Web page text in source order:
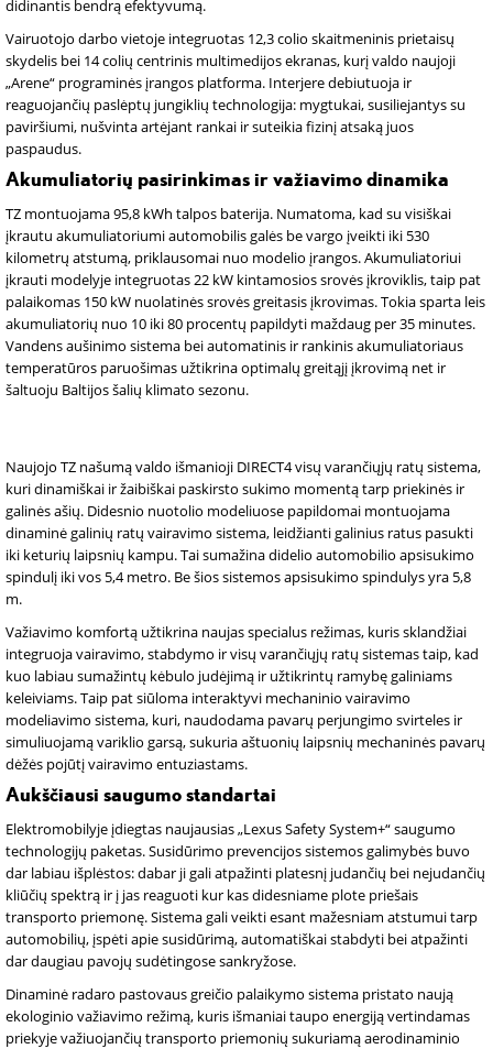
didinantis bendrą efektyvumą.
Vairuotojo darbo vietoje integruotas 12,3 colio skaitmeninis prietaisų
skydelis bei 14 colių centrinis multimedijos ekranas, kurį valdo naujoji
„Arene“ programinės įrangos platforma. Interjere debiutuoja ir
reaguojančių paslėptų jungiklių technologija: mygtukai, susiliejantys su
paviršiumi, nušvinta artėjant rankai ir suteikia fizinį atsaką juos
paspaudus.
Akumuliatorių pasirinkimas ir važiavimo dinamika
TZ montuojama 95,8 kWh talpos baterija. Numatoma, kad su visiškai
įkrautu akumuliatoriumi automobilis galės be vargo įveikti iki 530
kilometrų atstumą, priklausomai nuo modelio įrangos. Akumuliatoriui
įkrauti modelyje integruotas 22 kW kintamosios srovės įkroviklis, taip pat
palaikomas 150 kW nuolatinės srovės greitasis įkrovimas. Tokia sparta leis
akumuliatorių nuo 10 iki 80 procentų papildyti maždaug per 35 minutes.
Vandens aušinimo sistema bei automatinis ir rankinis akumuliatoriaus
temperatūros paruošimas užtikrina optimalų greitąjį įkrovimą net ir
šaltuoju Baltijos šalių klimato sezonu.
Naujojo TZ našumą valdo išmanioji DIRECT4 visų varančiųjų ratų sistema,
kuri dinamiškai ir žaibiškai paskirsto sukimo momentą tarp priekinės ir
galinės ašių. Didesnio nuotolio modeliuose papildomai montuojama
dinaminė galinių ratų vairavimo sistema, leidžianti galinius ratus pasukti
iki keturių laipsnių kampu. Tai sumažina didelio automobilio apsisukimo
spindulį iki vos 5,4 metro. Be šios sistemos apsisukimo spindulys yra 5,8
m.
Važiavimo komfortą užtikrina naujas specialus režimas, kuris sklandžiai
integruoja vairavimo, stabdymo ir visų varančiųjų ratų sistemas taip, kad
kuo labiau sumažintų kėbulo judėjimą ir užtikrintų ramybę galiniams
keleiviams. Taip pat siūloma interaktyvi mechaninio vairavimo
modeliavimo sistema, kuri, naudodama pavarų perjungimo svirteles ir
simuliuojamą variklio garsą, sukuria aštuonių laipsnių mechaninės pavarų
dėžės pojūtį vairavimo entuziastams.
Aukščiausi saugumo standartai
Elektromobilyje įdiegtas naujausias „Lexus Safety System+“ saugumo
technologijų paketas. Susidūrimo prevencijos sistemos galimybės buvo
dar labiau išplėstos: dabar ji gali atpažinti platesnį judančių bei nejudančių
kliūčių spektrą ir į jas reaguoti kur kas didesniame plote priešais
transporto priemonę. Sistema gali veikti esant mažesniam atstumui tarp
automobilių, įspėti apie susidūrimą, automatiškai stabdyti bei atpažinti
dar daugiau pavojų sudėtingose sankryžose.
Dinaminė radaro pastovaus greičio palaikymo sistema pristato naują
ekologinio važiavimo režimą, kuris išmaniai taupo energiją vertindamas
priekyje važiuojančių transporto priemonių sukuriamą aerodinaminio